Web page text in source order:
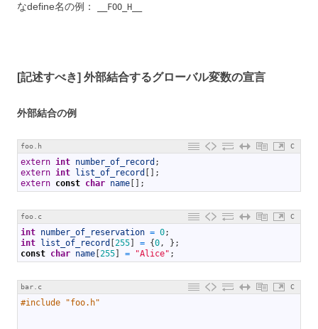
なdefine名の例：
__FOO_H__
[記述すべき] 外部結合するグローバル変数の宣言
外部結合の例
foo.h C
extern int number_of_record ;
extern int list_of_record
;
extern const char name ;
foo.c C
int number_of_reservation = 0;
int
list_of_record 255 = {0, } ;
const char name 255 = "Alice" ;
bar.c C
#include "foo.h"